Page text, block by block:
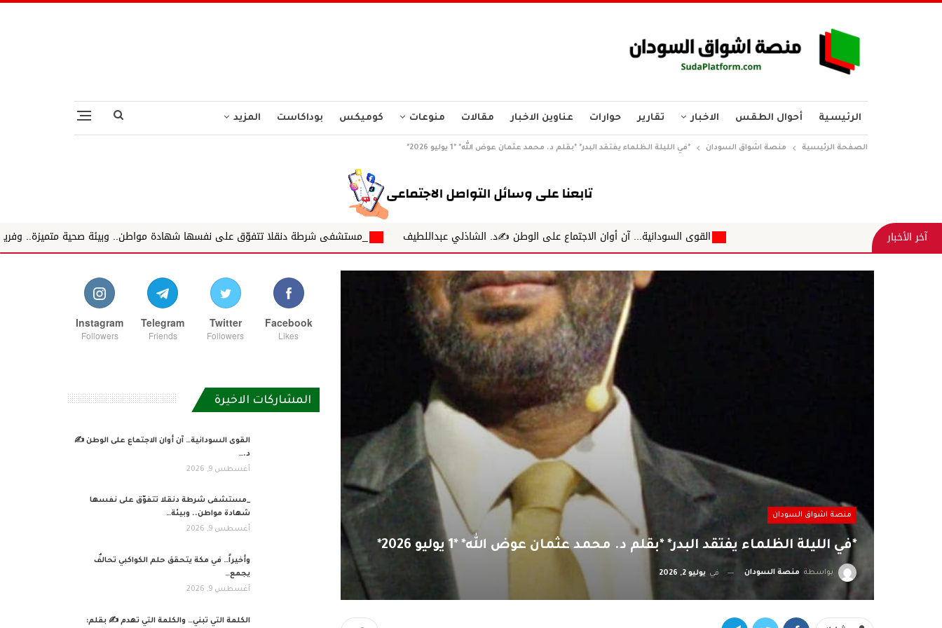
الرئيسية أحوال الطقس الاخبار تقارير حوارات عناوين الاخبار مقالات منوعات كوميكس بوداكاست المزيد
الصفحة الرئيسية منصة اشواق السودان *في الليلة الظلماء يفتقد البدر* *بقلم د. محمد عثمان عوض الله* *1 يوليو 2026*
آخر الأخبار القوى السودانية... آن أوان الاجتماع على الوطن ✍️د. الشاذلي عبداللطيف _مستشفى شرطة دنقلا تتفوّق على نفسها شهادة مواطن.. وبيئة صحية متميزة.. وفريق يعمل كخلية نحل_
منصة اشواق السودان
*في الليلة الظلماء يفتقد البدر* *بقلم د. محمد عثمان عوض الله* *1 يوليو 2026*
بواسطة منصة السودان في يوليو 2, 2026
Facebook
Likes
Twitter
Followers
Telegram
Friends
Instagram
Followers
المشاركات الاخيرة
القوى السودانية… آن أوان الاجتماع على الوطن ✍️
د.…
أغسطس 9, 2026
_مستشفى شرطة دنقلا تتفوّق على نفسها
شهادة مواطن.. وبيئة…
أغسطس 9, 2026
وأخيراً… في مكة يتحقق حلم الكواكبي تحالفٌ
يجمع…
أغسطس 9, 2026
الكلمة التي تبني… والكلمة التي تهدم ✍ بقلم: